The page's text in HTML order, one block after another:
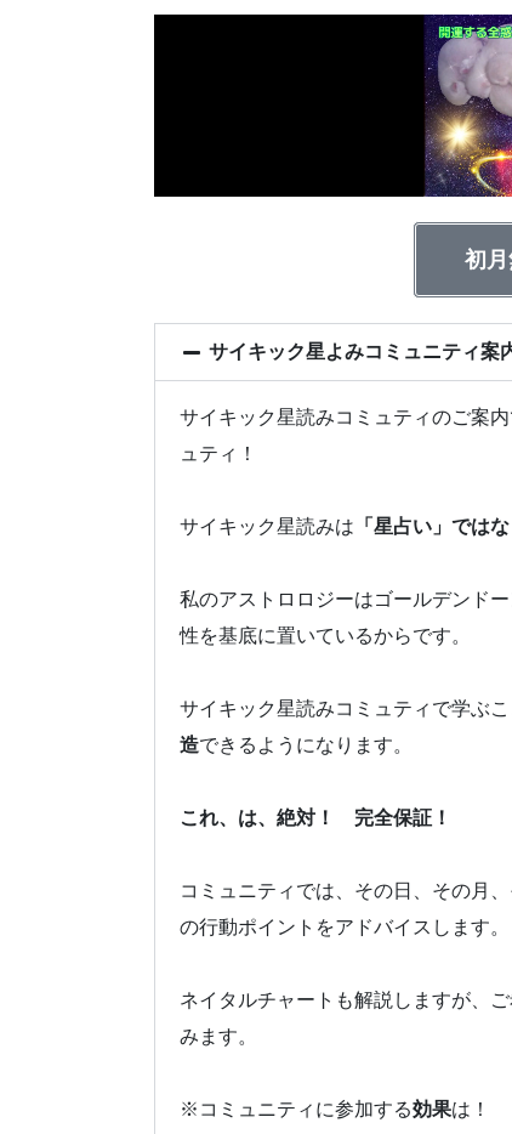
初
サイキック星よみコミュニティ案
サイキック星読みコミュティのご案
ュティ！
サイキック星読みは 「星占い」ではな
私のアストロロジーはゴールデンド
性を基底に置いているからです。
サイキック星読みコミュティで学ぶ
造できるようになります。
これ、は、絶対！ 完全保証！
コミュニティでは、その日、その月
の行動ポイントをアドバイスします。
ネイタルチャートも解説しますが、
みます。
※コミュニティに参加する効果は！